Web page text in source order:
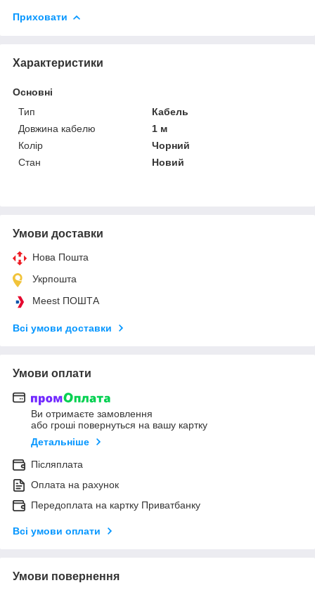
Приховати
Характеристики
Основні
Тип
Кабель
Довжина кабелю
1 м
Колір
Чорний
Стан
Новий
Умови доставки
Нова Пошта
Укрпошта
Meest ПОШТА
Всі умови доставки
Умови оплати
Ви отримаєте замовлення
або гроші повернуться на вашу картку
Детальніше
Післяплата
Оплата на рахунок
Передоплата на картку Приватбанку
Всі умови оплати
Умови повернення